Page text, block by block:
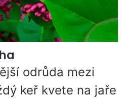
odrůda mezi
keř kvete na jaře